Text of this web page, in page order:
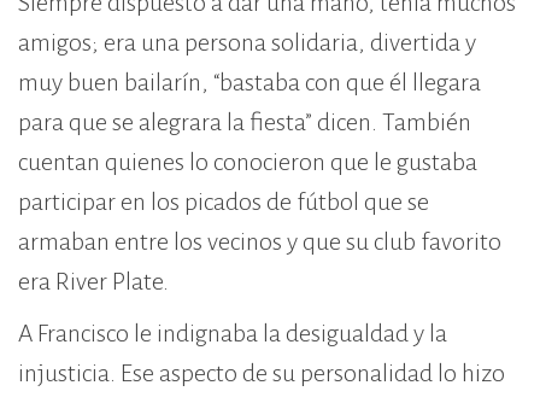
amigos; era una persona solidaria, divertida y
muy buen bailarín, “bastaba con que él llegara
para que se alegrara la fiesta” dicen. También
cuentan quienes lo conocieron que le gustaba
participar en los picados de fútbol que se
armaban entre los vecinos y que su club favorito
era River Plate.
A Francisco le indignaba la desigualdad y la
injusticia. Ese aspecto de su personalidad lo hizo